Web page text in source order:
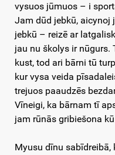
vysuos jūmuos – i
Jam dūd jebkū, aicynoj
jebkū – reizē ar
jau nu školys ir nūgurs.
kust, tod ari bārni tū
kur vysa veida
trejuos paaudzēs
Vīneigi, ka bārnam tī
jam rūnās gribiešona
Myusu dīnu